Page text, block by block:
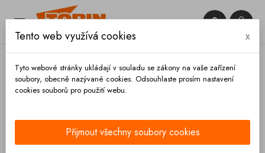
 

Tento web využívá cookies x
Tyto webové stránky ukládají v souladu se zákony na vaše zařízení
soubory, obecně nazývané cookies. Odsouhlaste prosím nastavení
cookies souborů pro použití webu.
Přijmout všechny soubory cookies